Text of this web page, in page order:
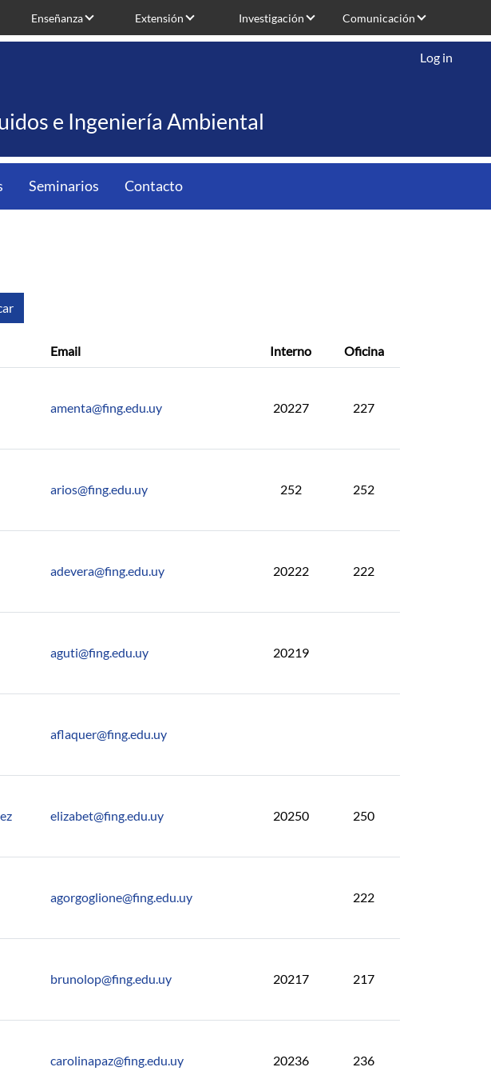
Enseñanza Extensión Investigación Comunicación
e Ingeniería Ambiental
Log in
Seminarios Contacto
Email Interno Oficina
amenta@fing.edu.uy 20227 227
arios@fing.edu.uy 252 252
adevera@fing.edu.uy 20222 222
aguti@fing.edu.uy 20219
aflaquer@fing.edu.uy
elizabet@fing.edu.uy 20250 250
agorgoglione@fing.edu.uy 222
brunolop@fing.edu.uy 20217 217
carolinapaz@fing.edu.uy 20236 236